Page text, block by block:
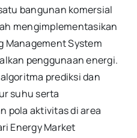
bangunan komersial
mengimplementasikan
Management System
penggunaan energi.
prediksi dan
suhu serta
pola aktivitas di area
Energy Market